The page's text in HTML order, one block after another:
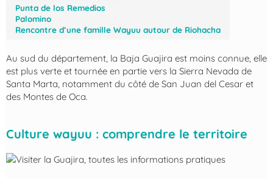
Punta de los Remedios
Palomino
Rencontre d’une famille Wayuu autour de Riohacha
Au sud du département, la Baja Guajira est moins connue, elle
est plus verte et tournée en partie vers la Sierra Nevada de
Santa Marta, notamment du côté de San Juan del Cesar et
des Montes de Oca.
Culture wayuu : comprendre le territoire